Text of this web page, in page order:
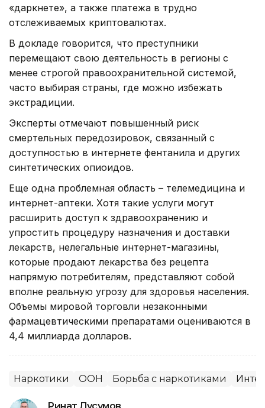
«даркнете», а также платежа в трудно
отслеживаемых криптовалютах.
В докладе говорится, что преступники
перемещают свою деятельность в регионы с
менее строгой правоохранительной системой,
часто выбирая страны, где можно избежать
экстрадиции.
Эксперты отмечают повышенный риск
смертельных передозировок, связанный с
доступностью в интернете фентанила и других
синтетических опиоидов.
Еще одна проблемная область – телемедицина и
интернет-аптеки. Хотя такие услуги могут
расширить доступ к здравоохранению и
упростить процедуру назначения и доставки
лекарств, нелегальные интернет-магазины,
которые продают лекарства без рецепта
напрямую потребителям, представляют собой
вполне реальную угрозу для здоровья населения.
Объемы мировой торговли незаконными
фармацевтическими препаратами оцениваются в
4,4 миллиарда долларов.
Наркотики ООН Борьба с наркотиками
Ринат Дусумов